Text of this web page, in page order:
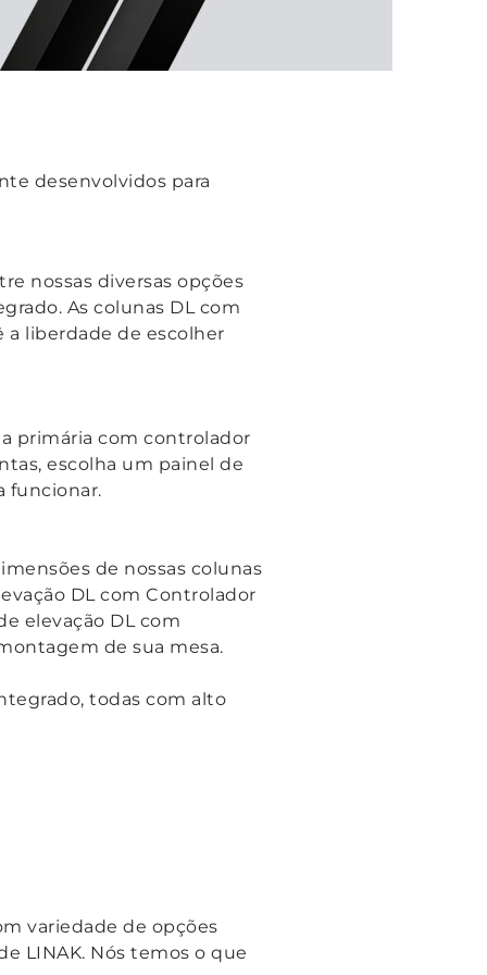
desenvolvidos para
nossas diversas opções
As colunas DL com
a liberdade de escolher
primária com controlador
escolha um painel de
funcionar.
de nossas colunas
DL com Controlador
elevação DL com
de sua mesa.
todas com alto
variedade de opções
LINAK. Nós temos o que